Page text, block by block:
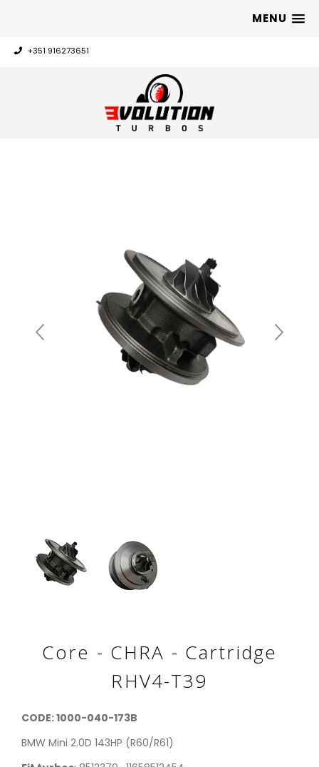
MENU
+351 916273651
Core - CHRA - Cartridge
RHV4-T39
CODE: 1000-040-173B
BMW Mini 2.0D 143HP (R60/R61)